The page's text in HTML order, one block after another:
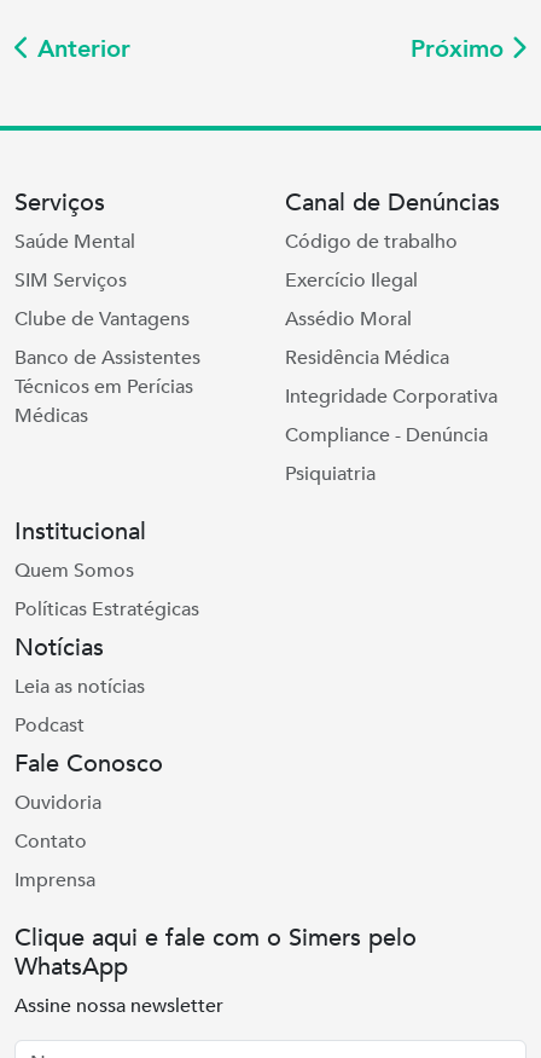
Anterior Próximo
Serviços
Saúde Mental
SIM Serviços
Clube de Vantagens
Banco de Assistentes
Técnicos em Perícias
Médicas
Canal de Denúncias
Código de trabalho
Exercício Ilegal
Assédio Moral
Residência Médica
Integridade Corporativa
Compliance - Denúncia
Psiquiatria
Institucional
Quem Somos
Políticas Estratégicas
Notícias
Leia as notícias
Podcast
Fale Conosco
Ouvidoria
Contato
Imprensa
Clique aqui e fale com o Simers pelo
WhatsApp
Assine nossa newsletter
Nome
Email